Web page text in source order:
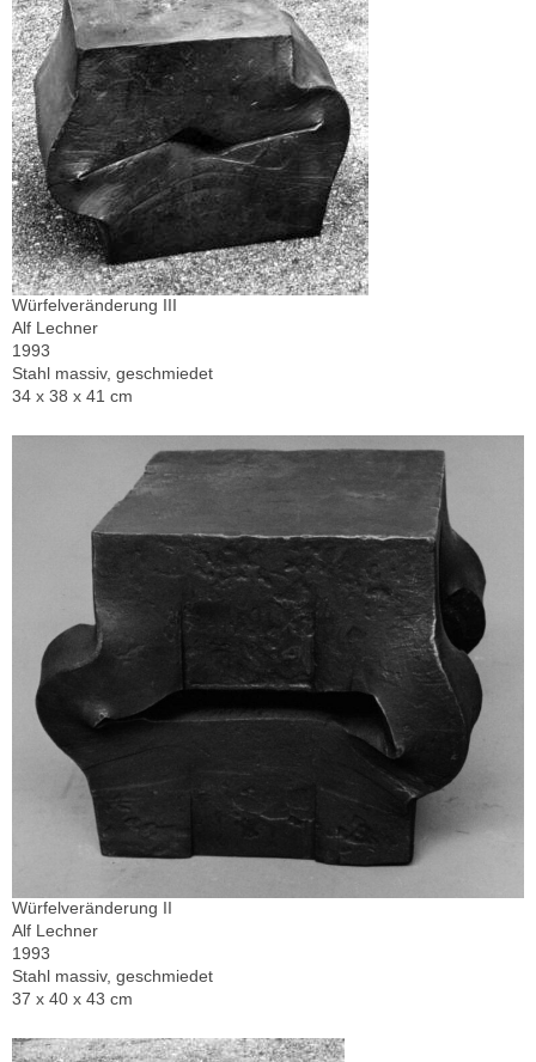
Würfelveränderung III
Alf Lechner
1993
Stahl massiv, geschmiedet
34 x 38 x 41 cm
Würfelveränderung II
Alf Lechner
1993
Stahl massiv, geschmiedet
37 x 40 x 43 cm